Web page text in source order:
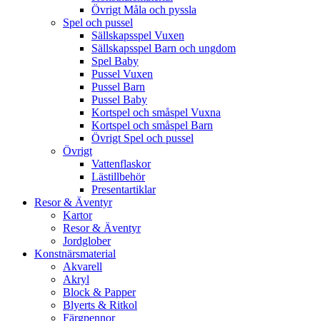
Övrigt Måla och pyssla
Spel och pussel
Sällskapsspel Vuxen
Sällskapsspel Barn och ungdom
Spel Baby
Pussel Vuxen
Pussel Barn
Pussel Baby
Kortspel och småspel Vuxna
Kortspel och småspel Barn
Övrigt Spel och pussel
Övrigt
Vattenflaskor
Lästillbehör
Presentartiklar
Resor & Äventyr
Kartor
Resor & Äventyr
Jordglober
Konstnärsmaterial
Akvarell
Akryl
Block & Papper
Blyerts & Ritkol
Färgpennor